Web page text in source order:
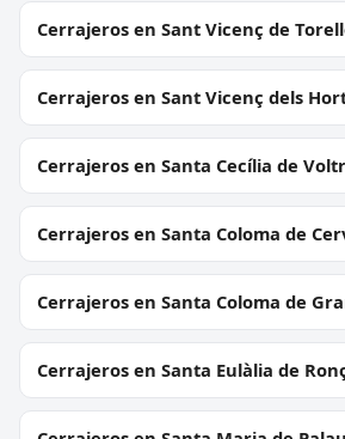
Cerrajeros en Sant Vicenç de
Cerrajeros en Sant Vicenç dels
Cerrajeros en Santa Cecília de
Cerrajeros en Santa Coloma de
Cerrajeros en Santa Coloma de
Cerrajeros en Santa Eulàlia de